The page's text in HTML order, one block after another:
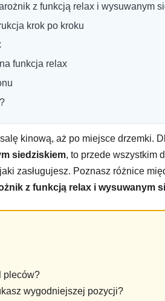
z funkcją relax i wysuwanym
krok po kroku
funkcja relax
kinową, aż po miejsce drzemki.
siedziskiem, to przede wszystkim
zasługujesz. Poznasz różnice
z funkcją relax i wysuwanym
pleców?
wygodniejszej pozycji?